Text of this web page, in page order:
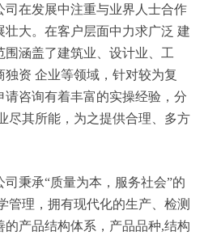
在发展中注重与业界人士合作
大。在客户层面中力求广泛 建
涵盖了建筑业、设计业、工
资 企业等领域，针对较为复
咨询有着丰富的实操经验，分
尽其所能，为之提供合理、多方
秉承“质量为本，服务社会”的
管理，拥有现代化的生产、检测
的产品结构体系，产品品种,结构